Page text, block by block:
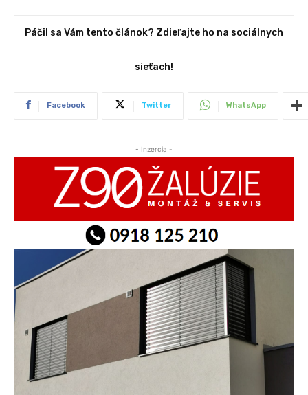
Páčil sa Vám tento článok? Zdieľajte ho na sociálnych
sieťach!
Facebook Twitter WhatsApp
- Inzercia -